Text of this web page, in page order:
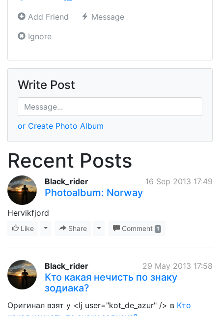
Add Friend
Message
Ignore
Write Post
or Create Photo Album
Recent Posts
16 Sep 2013 17:49
Black_rider
Photoalbum: Norway
Hervikfjord
Like Toggle Dropdown
Share Toggle Dropdown
Comment 1
29 May 2013 17:58
Black_rider
Кто какая нечисть по знаку
зодиака?
Оригинал взят у <lj user="kot_de_azur" /> в Кто